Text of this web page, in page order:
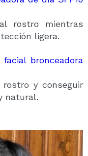
rostro mientras
ligera.
bronceadora
y conseguir
natural.